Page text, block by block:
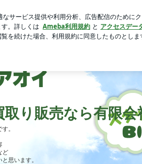
有限会社アオイへ
タイル
り販売なら有限
。
ど
思います。